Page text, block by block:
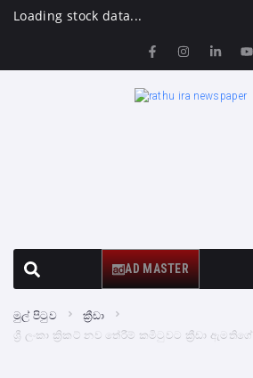
Loading stock data...
AD MASTER
මුල් පිටුව
ක්‍රීඩා
ශ්‍රී ලංකා ක්‍රිකට් නව තේරීම් කමිටුවට ක්‍රීඩා